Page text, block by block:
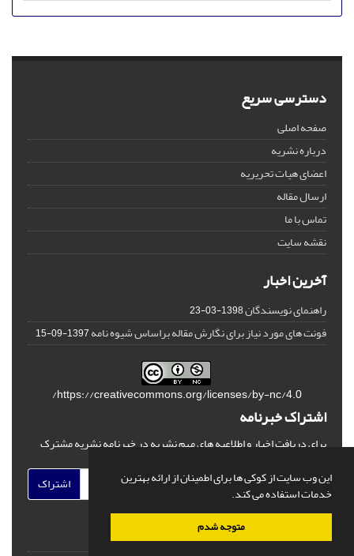
این وب سایت از کوکی ها برای اطمینان از ارائه بهترین
خدمات استفاده می کند.
متوجه شدم
دسترسی سریع
صفحه اصلی
درباره نشریه
اعضای هیات تحریریه
ارسال مقاله
تماس با ما
نقشه سایت
آخرین اخبار
راهنمای نویسندگان1398-03-23
فونت های مورد نیاز برای نگارش مقاله براساس شیوه نامه1397-09-15
https://creativecommons.org/licenses/by-nc/4.0/
اشتراک خبرنامه
برای دریافت اخبار و اطلاعیه های مهم نشریه در خبرنامه نشریه مشترک
اشتراک